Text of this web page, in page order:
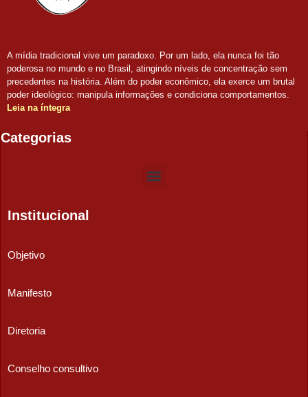
A mídia tradicional vive um paradoxo. Por um lado, ela nunca foi tão
poderosa no mundo e no Brasil, atingindo níveis de concentração sem
precedentes na história. Além do poder econômico, ela exerce um brutal
poder ideológico: manipula informações e condiciona comportamentos.
Leia na íntegra
Categorias
Institucional
Objetivo
Manifesto
Diretoria
Conselho consultivo